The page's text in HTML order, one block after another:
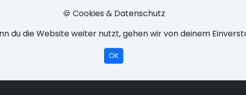
🍪 Cookies & Datenschutz
du die Website weiter nutzt, gehen wir von deinem
OK